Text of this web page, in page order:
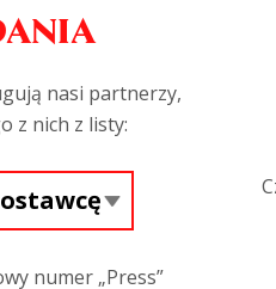
nasi partnerzy,
z nich z listy:
numer „Press”